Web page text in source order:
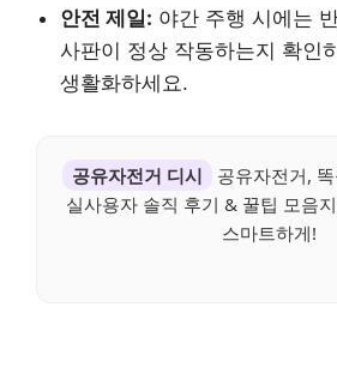
안전 제일: 야간 주행 시에는
사판이 정상 작동하는지 확인
생활화하세요.
공유자전거 디시
공유자전거,
실사용자 솔직 후기 & 꿀팁 모음
스마트하게!